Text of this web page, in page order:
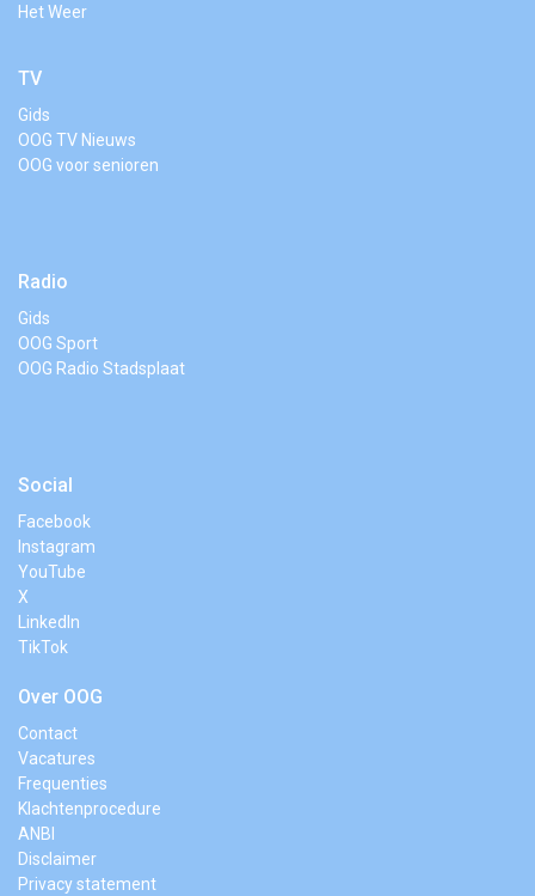
Het Weer
TV
Gids
OOG TV Nieuws
OOG voor senioren
Radio
Gids
OOG Sport
OOG Radio Stadsplaat
Social
Facebook
Instagram
YouTube
X
LinkedIn
TikTok
Over OOG
Contact
Vacatures
Frequenties
Klachtenprocedure
ANBI
Disclaimer
Privacy statement